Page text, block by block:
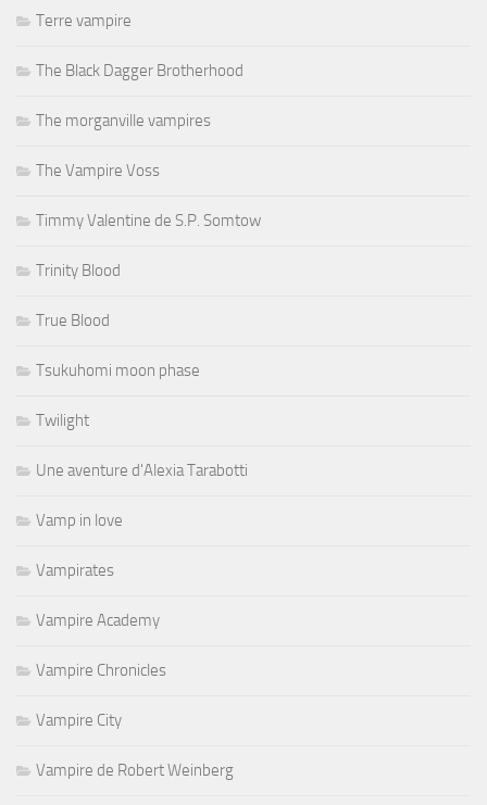
Terre vampire
The Black Dagger Brotherhood
The morganville vampires
The Vampire Voss
Timmy Valentine de S.P. Somtow
Trinity Blood
True Blood
Tsukuhomi moon phase
Twilight
Une aventure d'Alexia Tarabotti
Vamp in love
Vampirates
Vampire Academy
Vampire Chronicles
Vampire City
Vampire de Robert Weinberg